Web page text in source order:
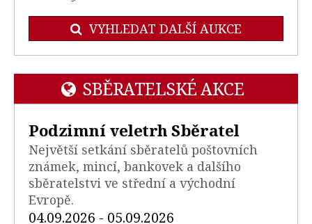
VYHLEDAT DALŠÍ AUKCE
SBĚRATELSKÉ AKCE
Podzimní veletrh Sběratel
Největší setkání sběratelů poštovních
známek, mincí, bankovek a dalšího
sběratelstvi ve střední a východní
Evropě.
04.09.2026 - 05.09.2026